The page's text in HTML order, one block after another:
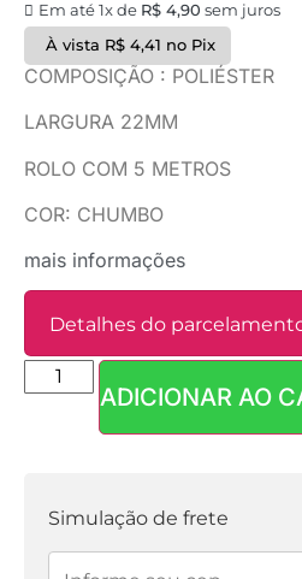
Em até 1x de R$ 4,90 sem juros
À vista R$4,41 no Pix
COMPOSIÇÃO : POLIÉSTER
LARGURA 22MM
ROLO COM 5 METROS
COR: CHUMBO
mais informações
Detalhes do
Parcelas:ADICIONAR AO
Simulação de frete